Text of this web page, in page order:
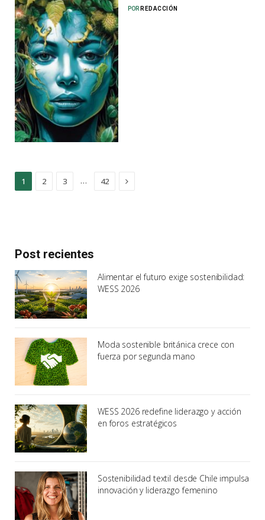
POR REDACCIÓN
1 2 3 … 42 Next
Post recientes
Alimentar el futuro exige sostenibilidad:
WESS 2026
Moda sostenible británica crece con
fuerza por segunda mano
WESS 2026 redefine liderazgo y acción
en foros estratégicos
Sostenibilidad textil desde Chile impulsa
innovación y liderazgo femenino